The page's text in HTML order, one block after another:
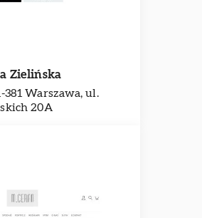
Zielińska
381 Warszawa, ul.
20A